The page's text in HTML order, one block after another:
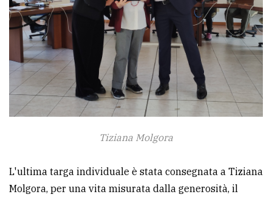
Tiziana Molgora
L'ultima targa individuale è stata consegnata a Tiziana
Molgora, per una vita misurata dalla generosità, il